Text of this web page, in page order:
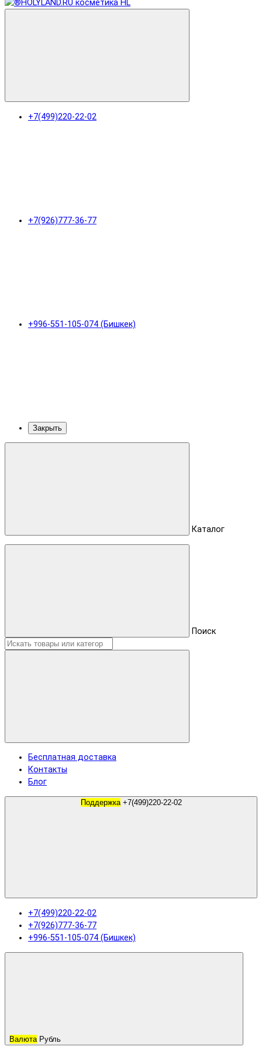
+7(499)220-22-02
+7(926)777-36-77
+996-551-105-074 (Бишкек)
Закрыть
Каталог
Поиск
Бесплатная доставка
Контакты
Блог
Поддержка +7(499)220-22-02
+7(499)220-22-02
+7(926)777-36-77
+996-551-105-074 (Бишкек)
Валюта Рубль